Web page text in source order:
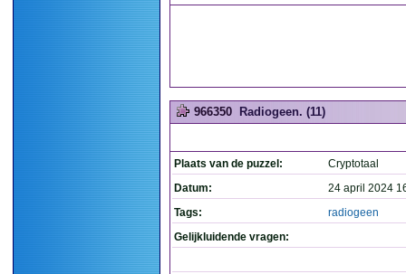
966350 Radiogeen. (11)
Plaats van de puzzel:
Cryptotaal
Datum:
24 april 2024
Tags:
radiogeen
Gelijkluidende vragen: